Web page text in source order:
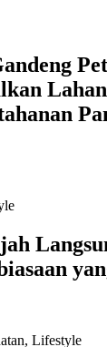
, Lifestyle